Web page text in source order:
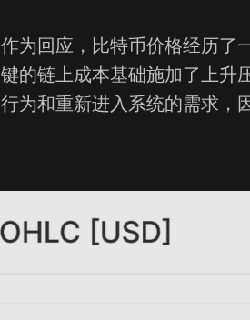
作为回应，比特币价格经历了
键的链上成本基础施加了上升
行为和重新进入系统的需求，